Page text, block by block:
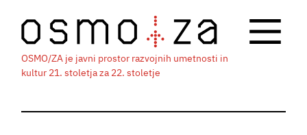
OSMO/ZA je javni prostor razvojnih umetnosti in
kultur 21. stoletja za 22. stoletje